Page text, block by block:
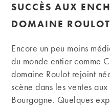
vendues
de
1
000
euros
en
SUCCÈS AUX
DOMAINE
Encore un peu moins
du monde entier comme
domaine Roulot rejoint
scène dans les ventes
Bourgogne. Quelques